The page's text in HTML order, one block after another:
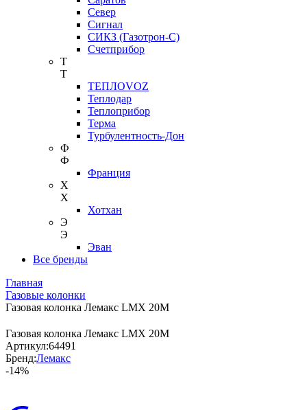
Север
Сигнал
СИКЗ (Газотрон-С)
Счетприбор
Т
Т
ТЕПЛОVOZ
Теплодар
Теплоприбор
Терма
Турбулентность-Дон
Ф
Ф
Франция
Х
Х
Хотхан
Э
Э
Эван
Все бренды
Главная
Газовые колонки
Газовая колонка Лемакс LMX 20М
Газовая колонка Лемакс LMX 20М
Артикул:64491
Бренд:Лемакс
-14%